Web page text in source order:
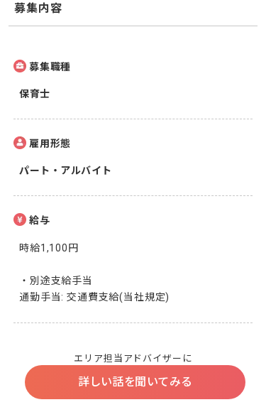
募集内容
募集職種
保育士
雇用形態
パート・アルバイト
給与
時給1,100円
・別途支給手当
通勤手当: 交通費支給(当社規定)
エリア担当アドバイザーに
詳しい話を聞いてみる